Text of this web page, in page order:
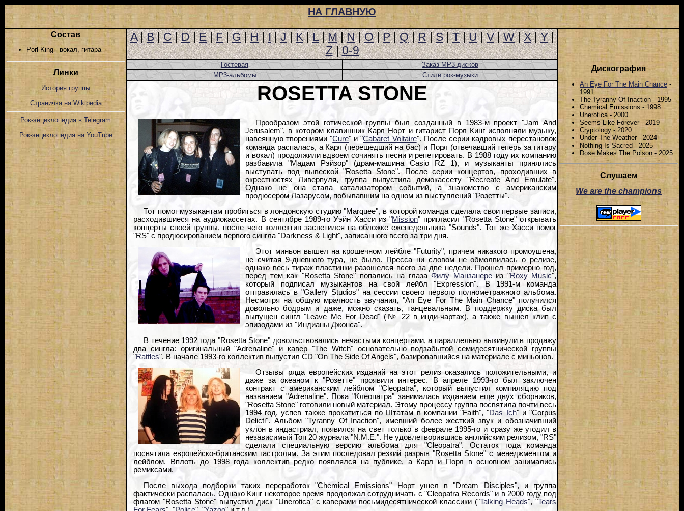
НА ГЛАВНУЮ
Состав
Porl King - вокал, гитара
Линки
История группы
Страничка на Wikipedia
Рок-энциклопедия в Telegram
Рок-энциклопедия на YouTube
A|B|C|D|E|F|G|H|I|J|K|L|M|N|O|P|Q|R|S|T|U|V|W|X|Y|
Z|0-9
Дискография
An Eye For The Main Chance -
1991
The Tyranny Of Inaction - 1995
Chemical Emissions - 1998
Unerotica - 2000
Seems Like Forever - 2019
Cryptology - 2020
Under The Weather - 2024
Nothing Is Sacred - 2025
Dose Makes The Poison - 2025
Слушаем
We are the champions
Гостевая
Заказ MP3-дисков
MP3-альбомы
Стили рок-музыки
ROSETTA STONE
Прообразом этой готической группы был созданный в 1983-м проект "Jam And
Jerusalem", в котором клавишник Карл Норт и гитарист Порл Кинг исполняли музыку,
навеянную творениями "Cure" и "Cabaret Voltaire". После серии кадровых перестановок
команда распалась, а Карл (перешедший на бас) и Порл (отвечавший теперь за гитару
и вокал) продолжили вдвоем сочинять песни и репетировать. В 1988 году их компанию
разбавила "Мадам Рэйзор" (драм-машина Casio RZ 1), и музыканты принялись
выступать под вывеской "Rosetta Stone". После серии концертов, проходивших в
окрестностях Ливерпуля, группа выпустила демокассету "Recreate And Emulate".
Однако не она стала катализатором событий, а знакомство с американским
продюсером Лазарусом, побывавшим на одном из выступлений "Розетты".
Тот помог музыкантам пробиться в лондонскую студию "Marquee", в которой команда сделала свои первые записи,
расходившиеся на аудиокассетах. В сентябре 1989-го Уэйн Хасси из "Mission" пригласил "Rosetta Stone" открывать
концерты своей группы, после чего коллектив засветился на обложке еженедельника "Sounds". Тот же Хасси помог
"RS" с продюсированием первого сингла "Darkness & Light", записанного всего за три дня.
Этот миньон вышел на крошечном лейбле "Futurity", причем никакого промоушена,
не считая 9-дневного тура, не было. Пресса ни словом не обмолвилась о релизе,
однако весь тираж пластинки разошелся всего за две недели. Прошел примерно год,
перед тем как "Rosetta Stone" попались на глаза Филу Манзанереиз "Roxy Music",
который подписал музыкантов на свой лейбл "Expression". В 1991-м команда
отправилась в "Gallery Studios" на сессии своего первого полнометражного альбома.
Несмотря на общую мрачность звучания, "An Eye For The Main Chance" получился
довольно бодрым и даже, можно сказать, танцевальным. В поддержку диска был
выпущен сингл "Leave Me For Dead" (№ 22 в инди-чартах), а также вышел клип с
эпизодами из "Индианы Джонса".
В течение 1992 года "Rosetta Stone" довольствовались нечастыми концертами, а параллельно выкинули в продажу
два сингла: оригинальный "Adrenaline" и кавер "The Witch" основательно подзабытой семидесятнической группы
"Rattles". В начале 1993-го коллектив выпустил CD "On The Side Of Angels", базировавшийся на материале с миньонов.
Отзывы ряда европейских изданий на этот релиз оказались положительными, и
даже за океаном к "Розетте" проявили интерес. В апреле 1993-го был заключен
контракт с американским лейблом "Cleopatra", который выпустил компиляцию под
названием "Adrenaline". Пока "Клеопатра" занималась изданием еще двух сборников,
"Rosetta Stone" готовили новый материал. Этому процессу группа посвятила почти весь
1994 год, успев также прокатиться по Штатам в компании "Faith", "Das Ich" и "Corpus
Delicti". Альбом "Tyranny Of Inaction", имевший более жесткий звук и обозначивший
уклон в индастриал, появился на свет только в феврале 1995-го и сразу же угодил в
независимый Топ 20 журнала "N.M.E.". Не удовлетворившись английским релизом, "RS"
сделали специальную версию альбома для "Cleopatra". Остаток года команда
посвятила европейско-британским гастролям. За этим последовал резкий разрыв "Rosetta Stone" с менеджментом и
лейблом. Вплоть до 1998 года коллектив редко появлялся на публике, а Карл и Порл в основном занимались
ремиксами.
После выхода подборки таких переработок "Chemical Emissions" Норт ушел в "Dream Disciples", и группа
фактически распалась. Однако Кинг некоторое время продолжал сотрудничать с "Cleopatra Records" и в 2000 году под
флагом "Rosetta Stone" выпустил диск "Unerotica" с каверами восьмидесятнической классики ("Talking Heads", "Tears